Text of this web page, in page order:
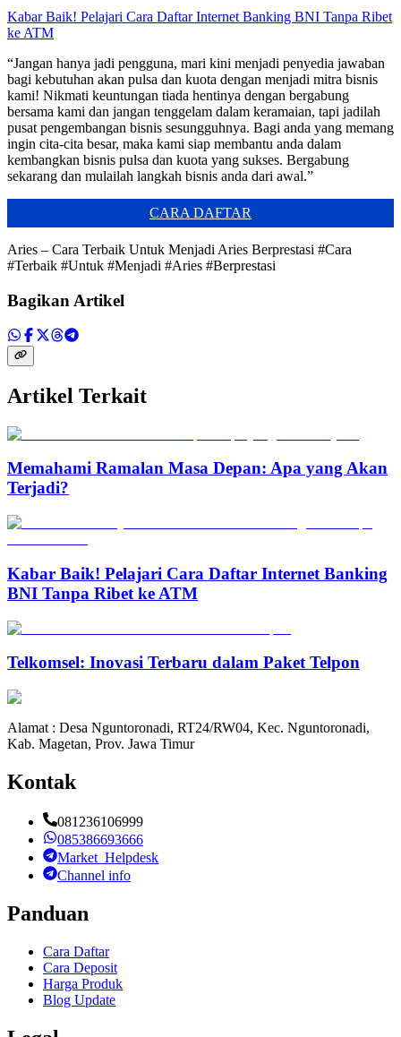
Kabar Baik! Pelajari Cara Daftar Internet Banking BNI Tanpa Ribet
ke ATM
“Jangan hanya jadi pengguna, mari kini menjadi penyedia jawaban
bagi kebutuhan akan pulsa dan kuota dengan menjadi mitra bisnis
kami! Nikmati keuntungan tiada hentinya dengan bergabung
bersama kami dan jangan tenggelam dalam keramaian, tapi jadilah
pusat pengembangan bisnis sesungguhnya. Bagi anda yang memang
ingin cita-cita besar, maka kami siap membantu anda dalam
kembangkan bisnis pulsa dan kuota yang sukses. Bergabung
sekarang dan mulailah langkah bisnis anda dari awal.”
CARA DAFTAR
Aries – Cara Terbaik Untuk Menjadi Aries Berprestasi #Cara
#Terbaik #Untuk #Menjadi #Aries #Berprestasi
Bagikan Artikel
Artikel Terkait
Memahami Ramalan Masa Depan: Apa yang Akan
Terjadi?
Kabar Baik! Pelajari Cara Daftar Internet Banking
BNI Tanpa Ribet ke ATM
Telkomsel: Inovasi Terbaru dalam Paket Telpon
Alamat : Desa Nguntoronadi, RT24/RW04, Kec. Nguntoronadi,
Kab. Magetan, Prov. Jawa Timur
Kontak
081236106999
085386693666
Market_Helpdesk
Channel info
Panduan
Cara Daftar
Cara Deposit
Harga Produk
Blog Update